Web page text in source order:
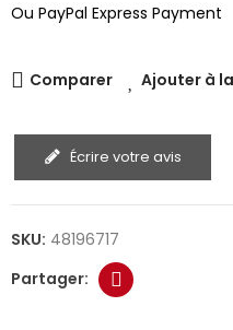
Ou PayPal Express Payment
Comparer Ajouter à
Écrire votre avis
SKU: 48196717